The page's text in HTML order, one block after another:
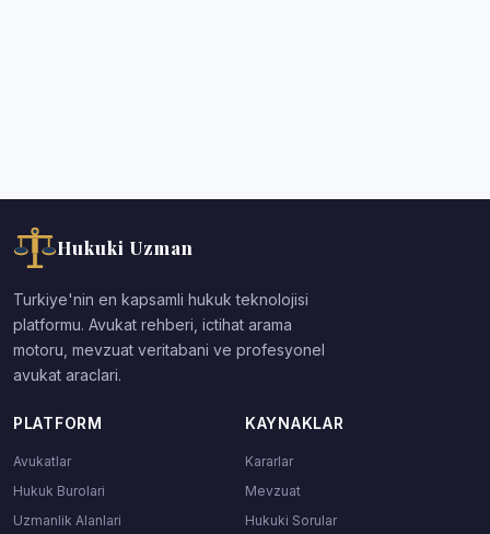
Hukuki Uzman
Turkiye'nin en kapsamli hukuk teknolojisi
platformu. Avukat rehberi, ictihat arama
motoru, mevzuat veritabani ve profesyonel
avukat araclari.
PLATFORM
Avukatlar
Hukuk Burolari
Uzmanlik Alanlari
KAYNAKLAR
Kararlar
Mevzuat
Hukuki Sorular